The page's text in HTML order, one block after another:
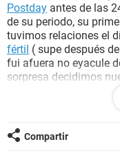
GLOSARIO
Postday antes de las
de su periodo, su
tuvimos relaciones el
fértil ( supe después
fui afuera no eyacule
sorpresa decidimos
tomo también dentro
mi duda es cuanto le
posibilidad de que
previamente?
Compartir